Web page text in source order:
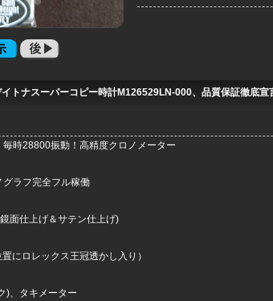
イトナスーパーコピー時計M126529LN-000、品質保証徹底宣
時28800振動！高精度クロノメーター
ラフ完全フル稼働
仕上げ＆サテン仕上げ)
ロレックス王冠透かし入り）
)、タキメーター